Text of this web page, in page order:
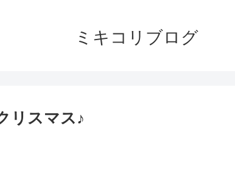
ミキコリブログ
リスマス♪